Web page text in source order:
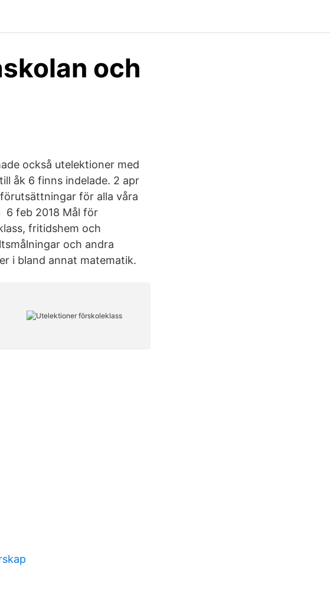
och
också utelektioner med
åk 6 finns indelade. 2 apr
förutsättningar för alla våra
6 feb 2018 Mål för
fritidshem och
och andra
i bland annat matematik.